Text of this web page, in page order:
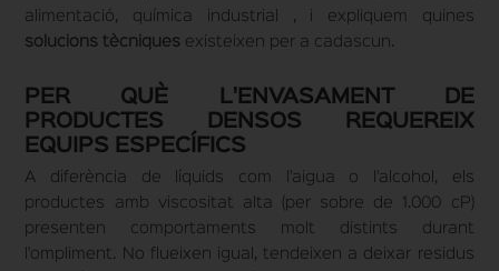
alimentació, química industrial , i expliquem quines
solucions tècniques existeixen per a cadascun.
PER QUÈ L'ENVASAMENT DE
PRODUCTES DENSOS REQUEREIX
EQUIPS ESPECÍFICS
A diferència de líquids com l'aigua o l'alcohol, els
productes amb viscositat alta (per sobre de 1.000 cP)
presenten comportaments molt distints durant
l'ompliment. No flueixen igual, tendeixen a deixar residus